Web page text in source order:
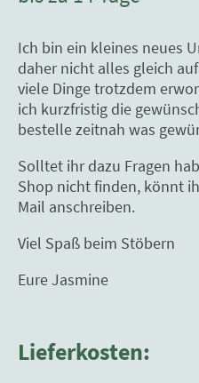
Ich bin ein kleines neues
daher nicht alles gleich
viele Dinge trotzdem
ich kurzfristig die
bestelle zeitnah was
Solltet ihr dazu Fragen
Shop nicht finden, könnt
Mail anschreiben.
Viel Spaß beim Stöbern
Eure Jasmine
Lieferkosten: